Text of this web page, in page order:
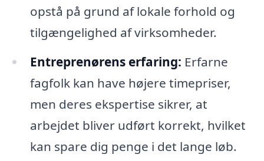
opstå på grund af lokale forhold og
tilgængelighed af virksomheder.
Entreprenørens erfaring: Erfarne
fagfolk kan have højere timepriser,
men deres ekspertise sikrer, at
arbejdet bliver udført korrekt, hvilket
kan spare dig penge i det lange løb.